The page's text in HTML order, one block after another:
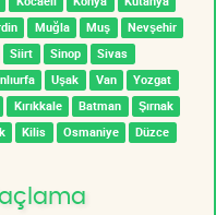
Muğla Muş
Nevşehir
Siirt Sinop
Sivas
Uşak Van
Yozgat
Kırıkkale Batman
Şırnak
Kilis Osmaniye Düzce